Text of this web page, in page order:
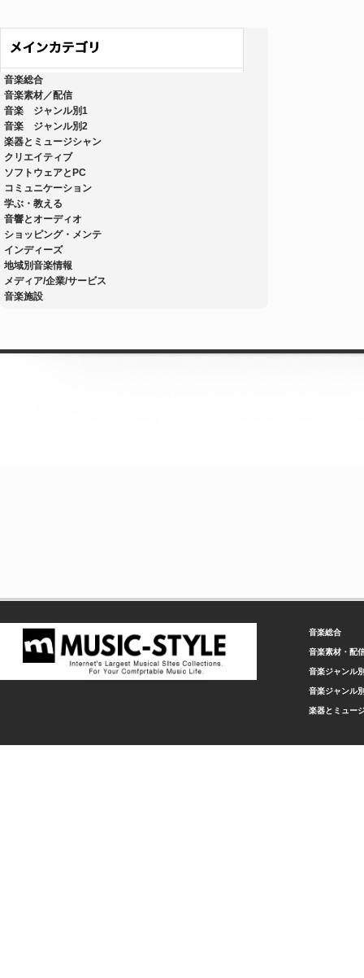
音楽総合
音楽素材／配信
音楽 ジャンル別1
音楽 ジャンル別2
楽器とミュージシャン
クリエイティブ
ソフトウェアとPC
コミュニケーション
学ぶ・教える
音響とオーディオ
ショッピング・メンテ
インディーズ
地域別音楽情報
メディア/企業/サービス
音楽施設
音楽総合
音楽素材・配
音楽ジャンル
音楽ジャンル
楽器とミュー